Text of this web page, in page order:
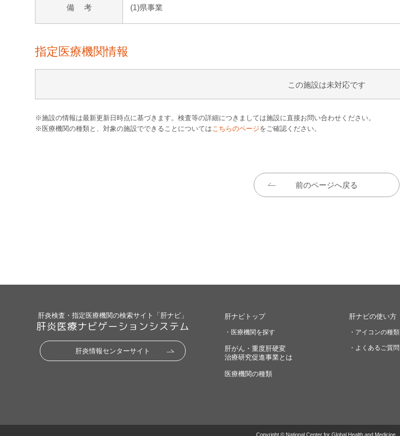
備 考 (1)県事業
指定医療機関情報
この施設は未対応です
※施設の情報は最新更新日時点に基づきます。検査等の詳細につきましては施設に直接お問い合わせください。
※医療機関の種類と、対象の施設でできることについてはこちらのページをご確認ください。
前のページへ戻る
肝炎検査・指定医療機関の検索サイト「肝ナビ」
肝炎医療ナビゲーションシステム
肝炎情報センターサイト
肝ナビトップ
・医療機関を探す
肝がん・重度肝硬変
治療研究促進事業とは
医療機関の種類
肝ナビの使い方
・アイコンの種類
・よくあるご質問
Copyright © National Center for Global Health and Medicine.